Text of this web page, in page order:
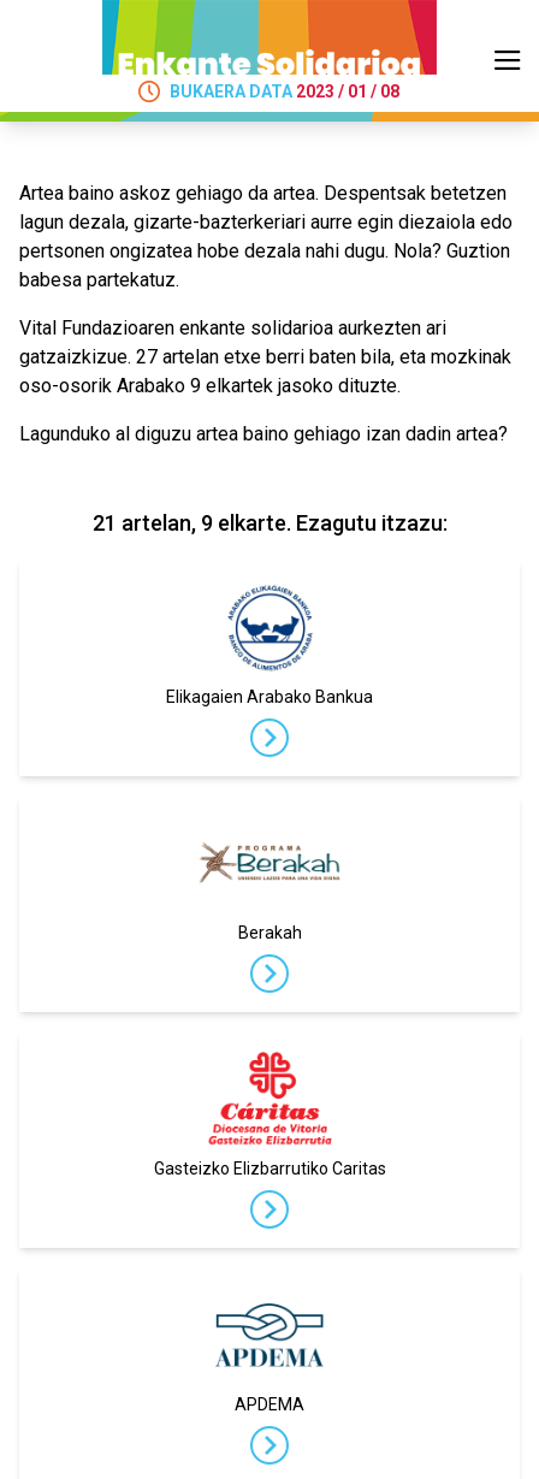
BUKAERA DATA2023 / 01 / 08
Artea baino askoz gehiago da artea. Despentsak betetzen
lagun dezala, gizarte-bazterkeriari aurre egin diezaiola edo
pertsonen ongizatea hobe dezala nahi dugu. Nola? Guztion
babesa partekatuz.
Vital Fundazioaren enkante solidarioa aurkezten ari
gatzaizkizue. 27 artelan etxe berri baten bila, eta mozkinak
oso-osorik Arabako 9 elkartek jasoko dituzte.
Lagunduko al diguzu artea baino gehiago izan dadin artea?
21 artelan, 9 elkarte. Ezagutu itzazu:
Elikagaien Arabako Bankua
Berakah
Gasteizko Elizbarrutiko Caritas
APDEMA